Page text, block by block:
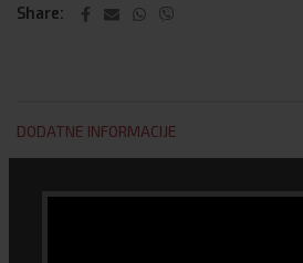
Share
DODATNE INFORMACIJE